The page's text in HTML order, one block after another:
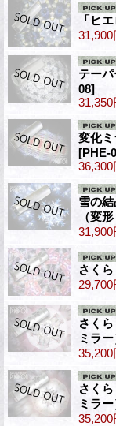
「ヒ
31,900
テー
08]
31,350
変化
[PHE-
36,300
雪の
（変
31,900
さく
29,700
さく
ミラー
35,200
さく
ミラー
35,200